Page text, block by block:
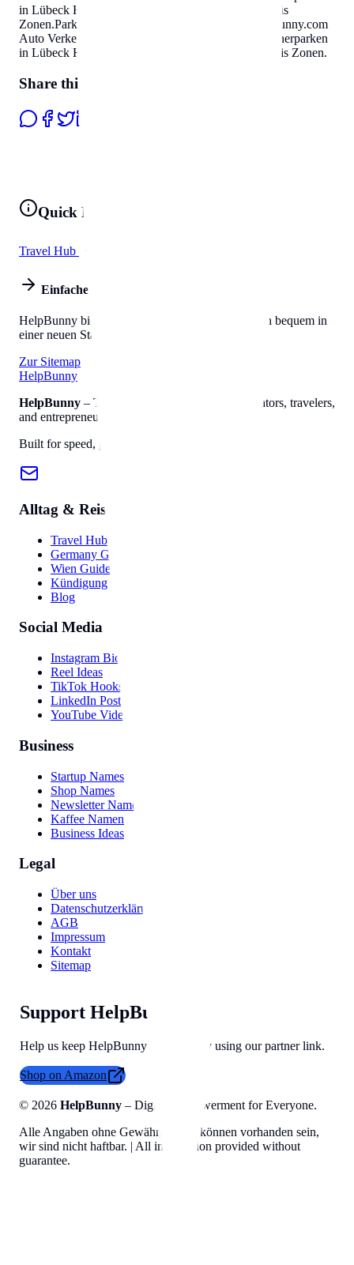
in Lübeck Helpbunny.com
Auto Verkehr Parkausweis
Zonen.Parken & Bewohnerparken in Lübeck
Helpbunny.com
Auto Verkehr Parkausweis Zonen
Parken & Bewohnerparken
in Lübeck Helpbunny.com Auto Verkehr Parkausweis Zonen.
Share this page
Quick Links
Travel Hub
Einfaches Leben
HelpBunny bietet alles, was Sie brauchen, um sich bequem in
einer neuen Stadt einzuleben.
Zur Sitemap
HelpBunny
HelpBunny – The ultimate digital toolkit for creators, travelers,
and entrepreneurs.
Built for speed, privacy, and ease of use.
Alltag & Reise
Travel Hub
Germany Guide
Wien Guide
Kündigung
Blog
Social Media
Instagram Bio
Reel Ideas
TikTok Hooks
LinkedIn Post
YouTube Video
Business
Startup Names
Shop Names
Newsletter Names
Kaffee Namen
Business Ideas
Legal
Über uns
Datenschutzerklärung
AGB
Impressum
Kontakt
Sitemap
Support HelpBunny
Help us keep HelpBunny tools free by using our partner link.
Shop on Amazon
© 2026 HelpBunny – Digital Empowerment for Everyone.
Alle Angaben ohne Gewähr, Fehler können vorhanden sein,
wir sind nicht haftbar. | All information provided without
guarantee.